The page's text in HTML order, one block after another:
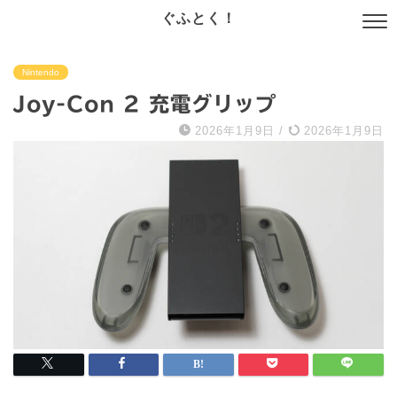
ぐふとく！
Nintendo
Joy-Con 2 充電グリップ
2026年1月9日 / 2026年1月9日